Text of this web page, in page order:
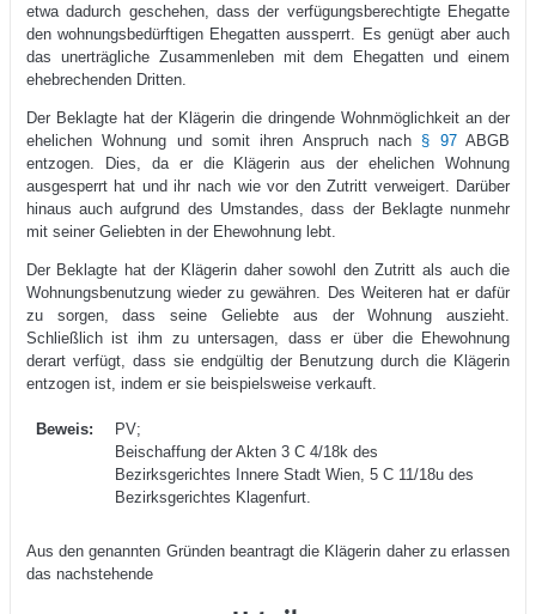
etwa dadurch geschehen, dass der verfügungsberechtigte Ehegatte
den wohnungsbedürftigen Ehegatten aussperrt. Es genügt aber auch
das unerträgliche Zusammenleben mit dem Ehegatten und einem
ehebrechenden Dritten.
Der Beklagte hat der Klägerin die dringende Wohnmöglichkeit an der
ehelichen Wohnung und somit ihren Anspruch nach § 97ABGB
entzogen. Dies, da er die Klägerin aus der ehelichen Wohnung
ausgesperrt hat und ihr nach wie vor den Zutritt verweigert. Darüber
hinaus auch aufgrund des Umstandes, dass der Beklagte nunmehr
mit seiner Geliebten in der Ehewohnung lebt.
Der Beklagte hat der Klägerin daher sowohl den Zutritt als auch die
Wohnungsbenutzung wieder zu gewähren. Des Weiteren hat er dafür
zu sorgen, dass seine Geliebte aus der Wohnung auszieht.
Schließlich ist ihm zu untersagen, dass er über die Ehewohnung
derart verfügt, dass sie endgültig der Benutzung durch die Klägerin
entzogen ist, indem er sie beispielsweise verkauft.
Beweis:
PV;
Beischaffung der Akten 3 C 4/18k des
Bezirksgerichtes Innere Stadt Wien, 5 C 11/18u des
Bezirksgerichtes Klagenfurt.
Aus den genannten Gründen beantragt die Klägerin daher zu erlassen
das nachstehende